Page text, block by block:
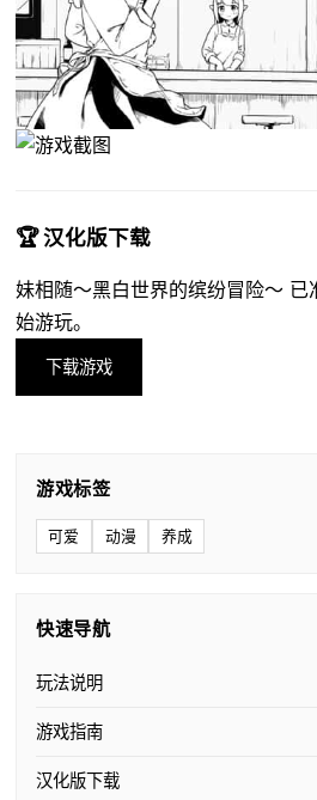
🏆 汉化版下载
妹相随～黑白世界的缤纷冒险～
始游玩。
下载游戏
游戏标签
可爱 动漫 养成
快速导航
玩法说明
游戏指南
汉化版下载